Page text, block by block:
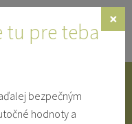
Toggle
SVEDECTVÁ
pre teba
×
bezpečným
hodnoty a